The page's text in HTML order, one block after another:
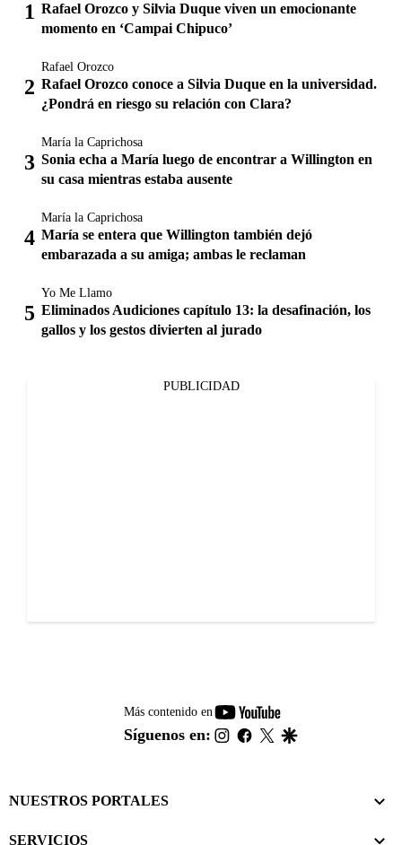
Rafael Orozco y Silvia Duque viven un emocionante
momento en ‘Campai Chipuco’
Rafael Orozco
Rafael Orozco conoce a Silvia Duque en la universidad.
¿Pondrá en riesgo su relación con Clara?
María la Caprichosa
Sonia echa a María luego de encontrar a Willington en
su casa mientras estaba ausente
María la Caprichosa
María se entera que Willington también dejó
embarazada a su amiga; ambas le reclaman
Yo Me Llamo
Eliminados Audiciones capítulo 13: la desafinación, los
gallos y los gestos divierten al jurado
PUBLICIDAD
Más contenido en
youtube-
footer
Síguenos en: instagram
facebook
twitter
NUESTROS PORTALES
SERVICIOS